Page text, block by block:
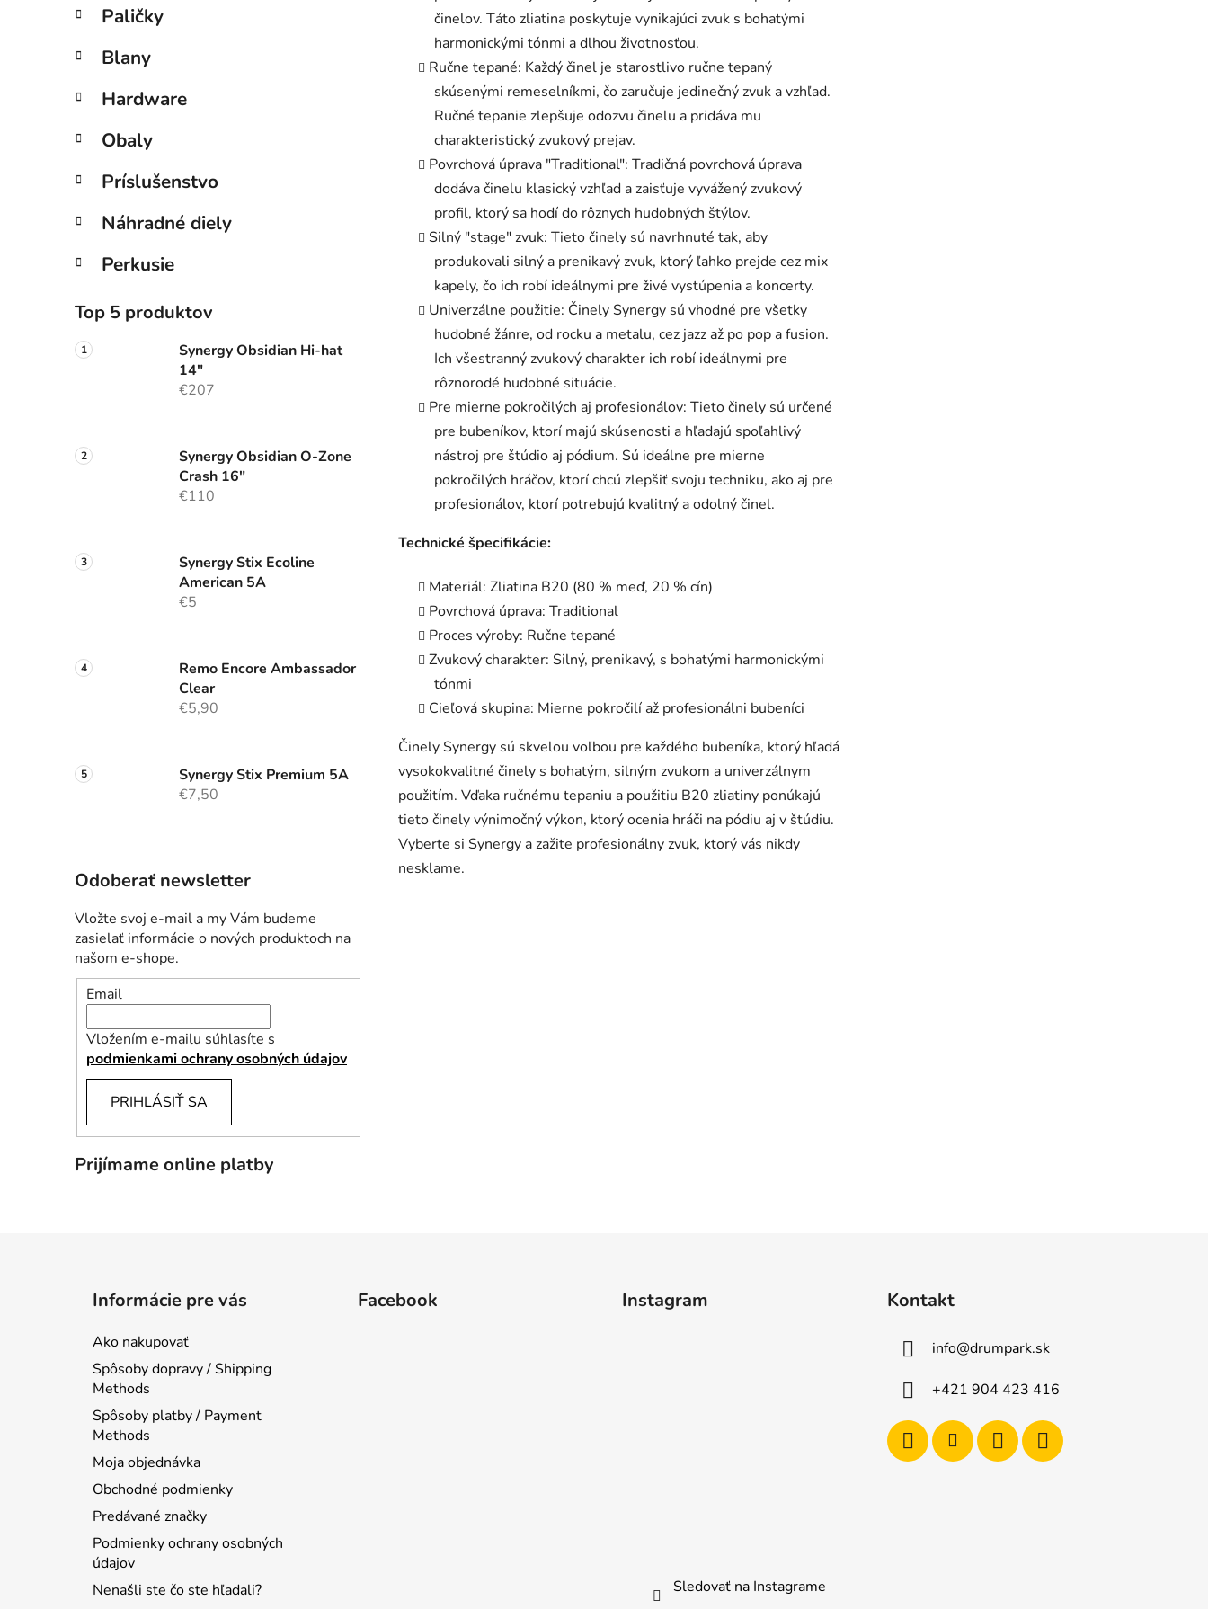
Paličky
Blany
Hardware
Obaly
Príslušenstvo
Náhradné diely
Perkusie
Top 5 produktov
Synergy Obsidian Hi-hat
14"
€207
Synergy Obsidian O-Zone
Crash 16"
€110
Synergy Stix Ecoline
American 5A
€5
Remo Encore Ambassador
Clear
€5,90
Synergy Stix Premium 5A
€7,50
Odoberať newsletter
Vložte svoj e-mail a my Vám budeme
zasielať informácie o nových produktoch na
našom e-shope.
Email
Vložením e-mailu súhlasíte s
podmienkami ochrany osobných údajov
PRIHLÁSIŤ SA
Prijímame online platby
činelov. Táto zliatina poskytuje vynikajúci zvuk s bohatými
harmonickými tónmi a dlhou životnosťou.
Ručne tepané: Každý činel je starostlivo ručne tepaný
skúsenými remeselníkmi, čo zaručuje jedinečný zvuk a vzhľad.
Ručné tepanie zlepšuje odozvu činelu a pridáva mu
charakteristický zvukový prejav.
Povrchová úprava "Traditional": Tradičná povrchová úprava
dodáva činelu klasický vzhľad a zaisťuje vyvážený zvukový
profil, ktorý sa hodí do rôznych hudobných štýlov.
Silný "stage" zvuk: Tieto činely sú navrhnuté tak, aby
produkovali silný a prenikavý zvuk, ktorý ľahko prejde cez mix
kapely, čo ich robí ideálnymi pre živé vystúpenia a koncerty.
Univerzálne použitie: Činely Synergy sú vhodné pre všetky
hudobné žánre, od rocku a metalu, cez jazz až po pop a fusion.
Ich všestranný zvukový charakter ich robí ideálnymi pre
rôznorodé hudobné situácie.
Pre mierne pokročilých aj profesionálov: Tieto činely sú určené
pre bubeníkov, ktorí majú skúsenosti a hľadajú spoľahlivý
nástroj pre štúdio aj pódium. Sú ideálne pre mierne
pokročilých hráčov, ktorí chcú zlepšiť svoju techniku, ako aj pre
profesionálov, ktorí potrebujú kvalitný a odolný činel.
Technické špecifikácie:
Materiál: Zliatina B20 (80 % meď, 20 % cín)
Povrchová úprava: Traditional
Proces výroby: Ručne tepané
Zvukový charakter: Silný, prenikavý, s bohatými harmonickými
tónmi
Cieľová skupina: Mierne pokročilí až profesionálni bubeníci
Činely Synergy sú skvelou voľbou pre každého bubeníka, ktorý hľadá
vysokokvalitné činely s bohatým, silným zvukom a univerzálnym
použitím. Vďaka ručnému tepaniu a použitiu B20 zliatiny ponúkajú
tieto činely výnimočný výkon, ktorý ocenia hráči na pódiu aj v štúdiu.
Vyberte si Synergy a zažite profesionálny zvuk, ktorý vás nikdy
nesklame.
Informácie pre vás
Ako nakupovať
Spôsoby dopravy / Shipping
Methods
Spôsoby platby / Payment
Methods
Moja objednávka
Obchodné podmienky
Predávané značky
Podmienky ochrany osobných
údajov
Nenašli ste čo ste hľadali?
Facebook Instagram
Sledovať na Instagrame
Kontakt
info@drumpark.sk
+421 904 423 416